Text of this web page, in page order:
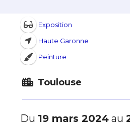
Exposition
Haute Garonne
Peinture
Toulouse
Du 19 mars 2024 au